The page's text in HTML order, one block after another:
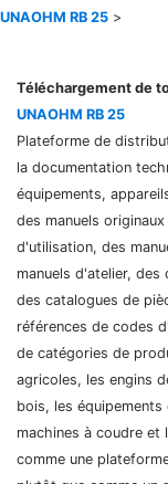
UNAOHM RB 25 >
Téléchargement de
UNAOHM RB 25
Plateforme de
la documentation
équipements,
des manuels
d'utilisation, des
manuels d'atelier,
des catalogues de
références de codes
de catégories de
agricoles, les engins
bois, les
machines à coudre et
comme une